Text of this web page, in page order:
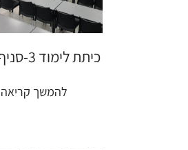
כיתת לימוד 3-סניף חיפה
להמשך קריאה